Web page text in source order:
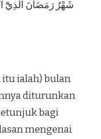
شَهْرُ رَمَضَانَ الَّذِيْٓ
itu ialah) bulan
diturunkan
bagi
mengenai